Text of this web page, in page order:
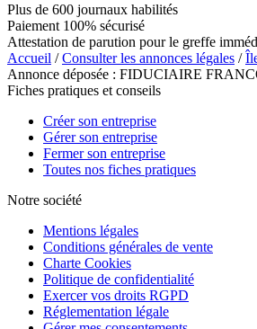
Plus de 600 journaux habilités
Paiement 100% sécurisé
Attestation de parution pour le greffe
Accueil /Consulter les annonces légales /
Annonce déposée : FIDUCIAIRE
Fiches pratiques et conseils
Créer son entreprise
Gérer son entreprise
Fermer son entreprise
Toutes nos fiches pratiques
Notre société
Mentions légales
Conditions générales de vente
Charte Cookies
Politique de confidentialité
Exercer vos droits RGPD
Réglementation légale